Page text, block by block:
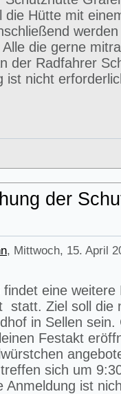
die Hütte mit
die gerne
der Radfahrer
ist nicht
der
, Mittwoch, 15. April
eine weitere
statt. Ziel soll die
in Sellen sein.
Festakt
sich um
Anmeldung ist